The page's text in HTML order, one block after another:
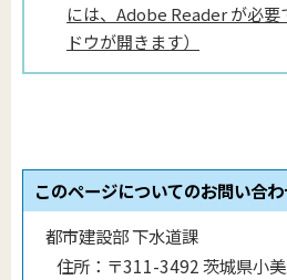
には、Adobe Reader が必要
ドウが開きます）
このページについてのお問い合
都市建設部 下水道課
住所： 〒311-3492 茨城県小